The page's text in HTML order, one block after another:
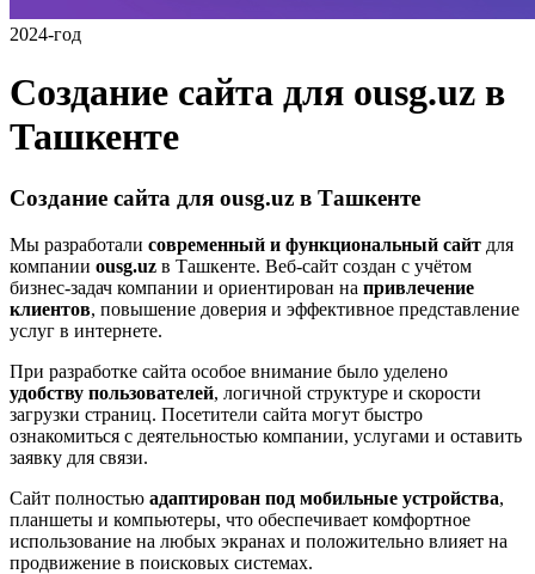
2024-год
Создание сайта для ousg.uz в
Ташкенте
Создание сайта для ousg.uz в Ташкенте
Мы разработали современный и функциональный сайт для
компании ousg.uz в Ташкенте. Веб-сайт создан с учётом
бизнес-задач компании и ориентирован на привлечение
клиентов, повышение доверия и эффективное представление
услуг в интернете.
При разработке сайта особое внимание было уделено
удобству пользователей, логичной структуре и скорости
загрузки страниц. Посетители сайта могут быстро
ознакомиться с деятельностью компании, услугами и оставить
заявку для связи.
Сайт полностью адаптирован под мобильные устройства,
планшеты и компьютеры, что обеспечивает комфортное
использование на любых экранах и положительно влияет на
продвижение в поисковых системах.